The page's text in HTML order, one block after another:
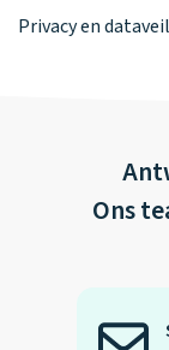
Privacy en
Ons